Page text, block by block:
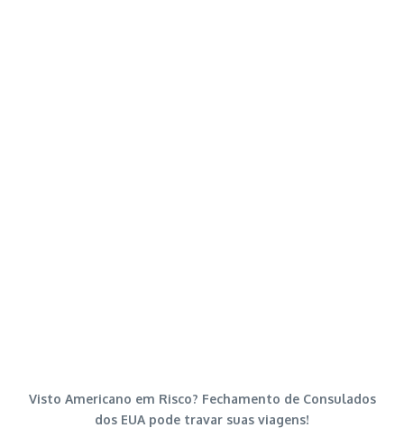
Visto Americano em Risco? Fechamento de Consulados
dos EUA pode travar suas viagens!